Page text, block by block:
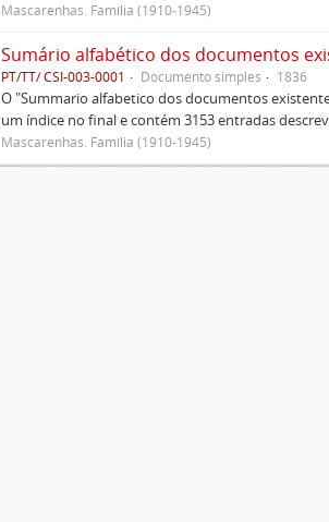
Mascarenhas. Família (1910-1945)
PT/TT/ CSI-003-0001 Documento simples 1836
O "Summario alfabetico dos documentos
um índice no final e contém 3153 entradas
Mascarenhas. Família (1910-1945)